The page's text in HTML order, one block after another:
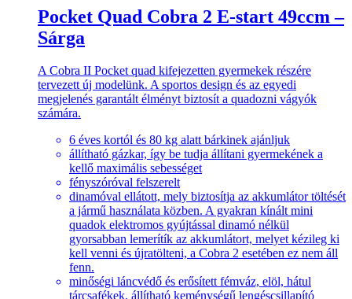
Pocket Quad Cobra 2 E-start 49ccm –
Sárga
A Cobra II Pocket quad kifejezetten gyermekek részére
tervezett új modelünk. A sportos design és az egyedi
megjelenés garantált élményt biztosít a quadozni vágyók
számára.
6 éves kortól és 80 kg alatt bárkinek ajánljuk
állítható gázkar, így be tudja állítani gyermekének a
kellő maximális sebességet
fényszóróval felszerelt
dinamóval ellátott, mely biztosítja az akkumlátor töltését
a jármű használata közben. A gyakran kínált mini
quadok elektromos gyújtással dinamó nélkül
gyorsabban lemerítík az akkumlátort, melyet kézileg ki
kell venni és újratölteni, a Cobra 2 esetében ez nem áll
fenn.
minőségi láncvédő és erősített fémváz, elöl, hátul
tárcsafékek, állítható keménységű lengéscsillapító